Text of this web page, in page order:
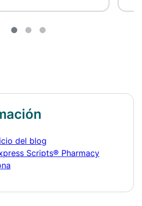
del blog
Scripts® Pharmacy